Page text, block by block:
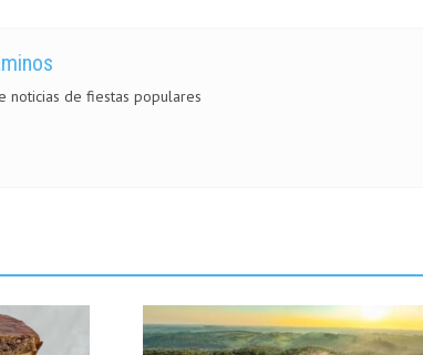
noticias de fiestas populares